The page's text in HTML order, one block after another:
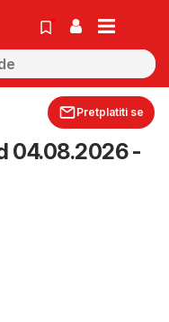
Pretplatiti se
04.08.2026 -